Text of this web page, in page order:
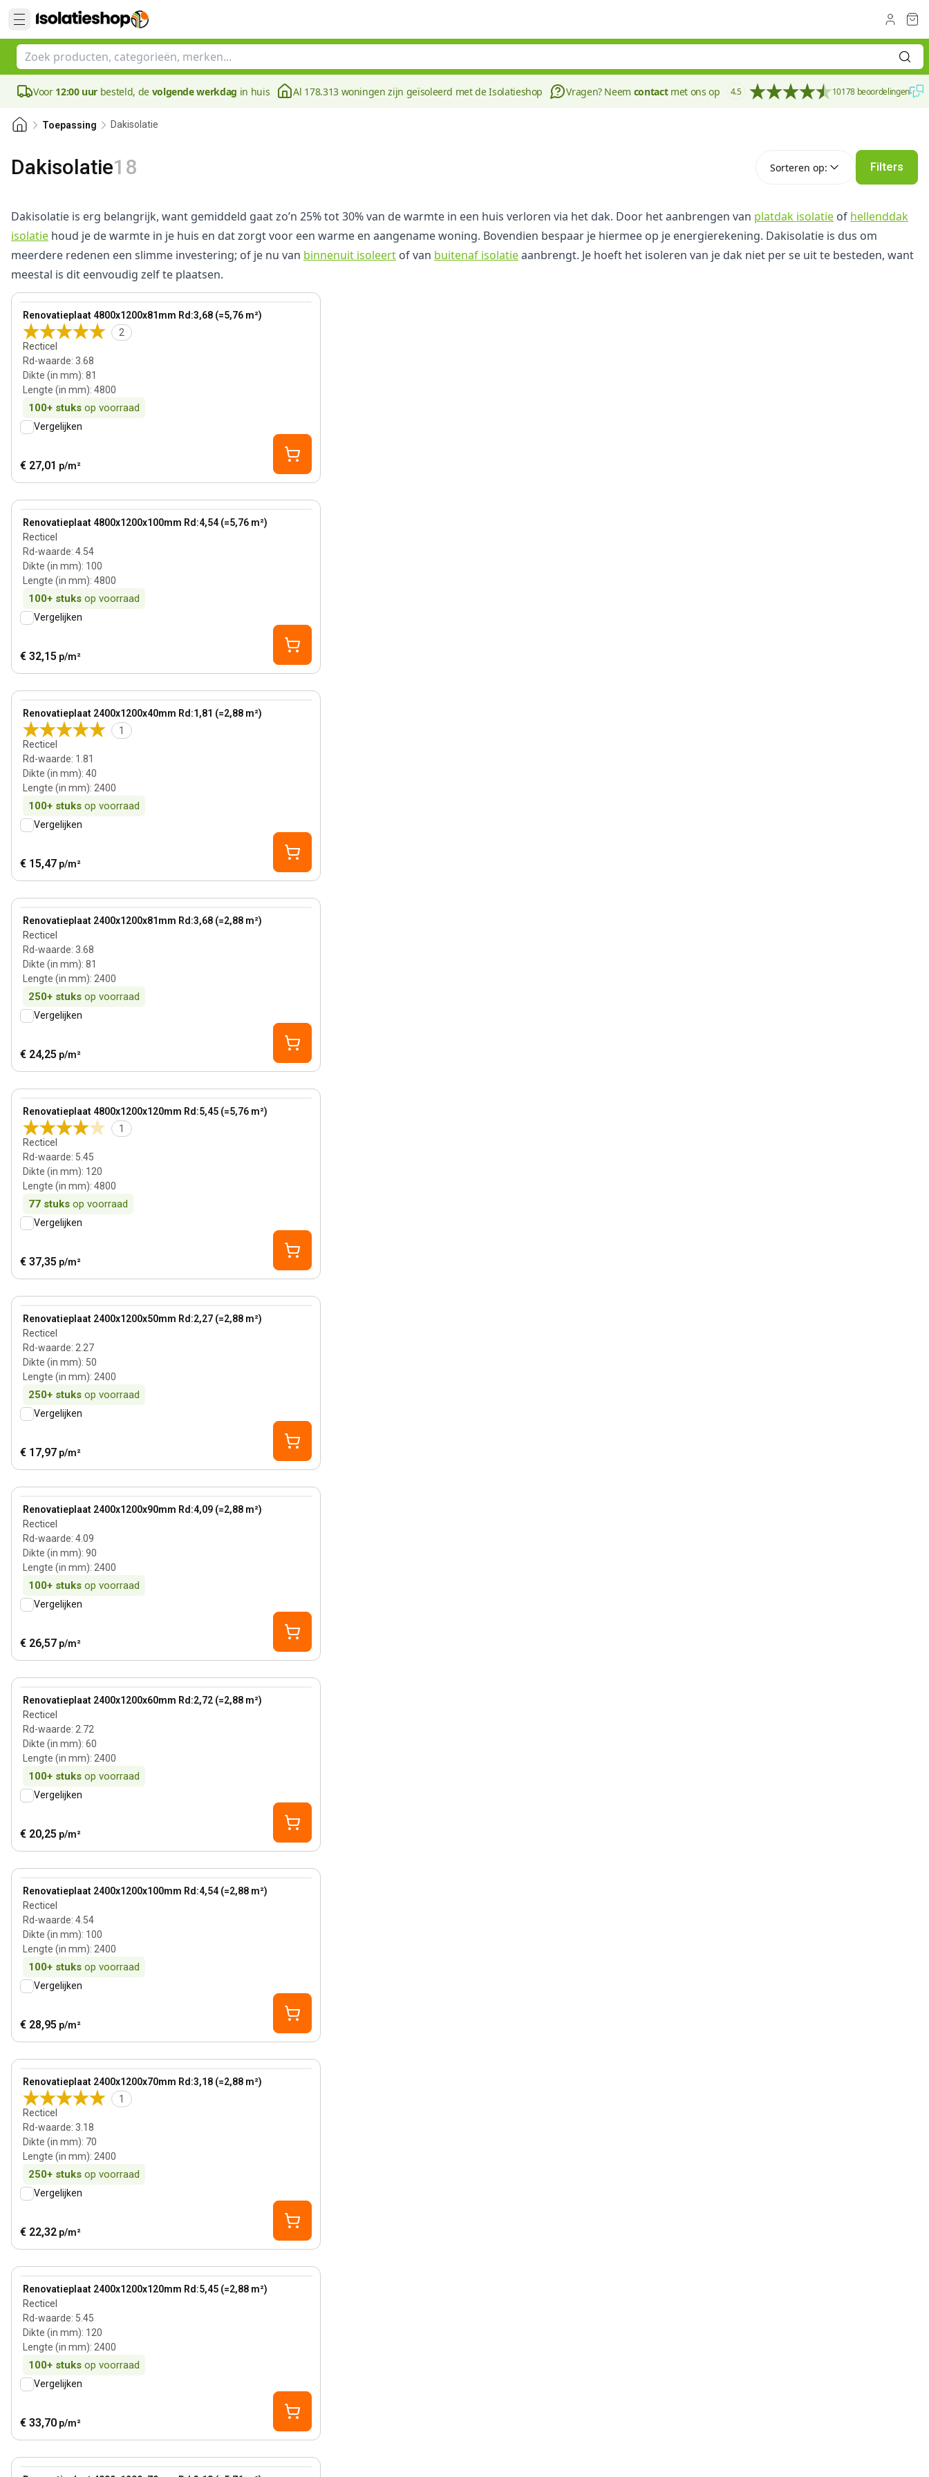
Voor 12:00 uur besteld, de volgende werkdag in huis Al 178.313 woningen zijn geïsoleerd met de Isolatieshop Vragen? Neem contactmet ons op 4.5 10178 beoordelingen
Toepassing Dakisolatie
Dakisolatie18 Sorteren op: Filters
Dakisolatie is erg belangrijk, want gemiddeld gaat zo’n 25% tot 30% van de warmte in een huis verloren via het dak. Door het aanbrengen van platdak isolatie of hellenddak
isolatie houd je de warmte in je huis en dat zorgt voor een warme en aangename woning. Bovendien bespaar je hiermee op je energierekening. Dakisolatie is dus om
meerdere redenen een slimme investering; of je nu van binnenuit isoleert of van buitenaf isolatieaanbrengt. Je hoeft het isoleren van je dak niet per se uit te besteden, want
meestal is dit eenvoudig zelf te plaatsen.
Renovatieplaat 4800x1200x81mm Rd:3,68 (=5,76 m²)
2
Recticel
Rd-waarde: 3.68
Dikte (in mm): 81
Lengte (in mm): 4800
100+ stuks op voorraad
View product
Vergelijken
€ 27,01 p/m²
Renovatieplaat 4800x1200x100mm Rd:4,54 (=5,76 m²)
Recticel
Rd-waarde: 4.54
Dikte (in mm): 100
Lengte (in mm): 4800
100+ stuks op voorraad
View product
Vergelijken
€ 32,15 p/m²
Renovatieplaat 2400x1200x40mm Rd:1,81 (=2,88 m²)
1
Recticel
Rd-waarde: 1.81
Dikte (in mm): 40
Lengte (in mm): 2400
100+ stuks op voorraad
View product
Vergelijken
€ 15,47 p/m²
Renovatieplaat 2400x1200x81mm Rd:3,68 (=2,88 m²)
Recticel
Rd-waarde: 3.68
Dikte (in mm): 81
Lengte (in mm): 2400
250+ stuks op voorraad
View product
Vergelijken
€ 24,25 p/m²
Renovatieplaat 4800x1200x120mm Rd:5,45 (=5,76 m²)
1
Recticel
Rd-waarde: 5.45
Dikte (in mm): 120
Lengte (in mm): 4800
77 stuks op voorraad
View product
Vergelijken
€ 37,35 p/m²
Renovatieplaat 2400x1200x50mm Rd:2,27 (=2,88 m²)
Recticel
Rd-waarde: 2.27
Dikte (in mm): 50
Lengte (in mm): 2400
250+ stuks op voorraad
View product
Vergelijken
€ 17,97 p/m²
Renovatieplaat 2400x1200x90mm Rd:4,09 (=2,88 m²)
Recticel
Rd-waarde: 4.09
Dikte (in mm): 90
Lengte (in mm): 2400
100+ stuks op voorraad
View product
Vergelijken
€ 26,57 p/m²
Renovatieplaat 2400x1200x60mm Rd:2,72 (=2,88 m²)
Recticel
Rd-waarde: 2.72
Dikte (in mm): 60
Lengte (in mm): 2400
100+ stuks op voorraad
View product
Vergelijken
€ 20,25 p/m²
Renovatieplaat 2400x1200x100mm Rd:4,54 (=2,88 m²)
Recticel
Rd-waarde: 4.54
Dikte (in mm): 100
Lengte (in mm): 2400
100+ stuks op voorraad
View product
Vergelijken
€ 28,95 p/m²
Renovatieplaat 2400x1200x70mm Rd:3,18 (=2,88 m²)
1
Recticel
Rd-waarde: 3.18
Dikte (in mm): 70
Lengte (in mm): 2400
250+ stuks op voorraad
View product
Vergelijken
€ 22,32 p/m²
Renovatieplaat 2400x1200x120mm Rd:5,45 (=2,88 m²)
Recticel
Rd-waarde: 5.45
Dikte (in mm): 120
Lengte (in mm): 2400
100+ stuks op voorraad
View product
Vergelijken
€ 33,70 p/m²
View product